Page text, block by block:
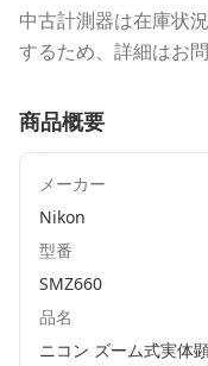
中古計測器は在庫状
するため、詳細はお
商品概要
メーカー
Nikon
型番
SMZ660
品名
ニコン ズーム式実体